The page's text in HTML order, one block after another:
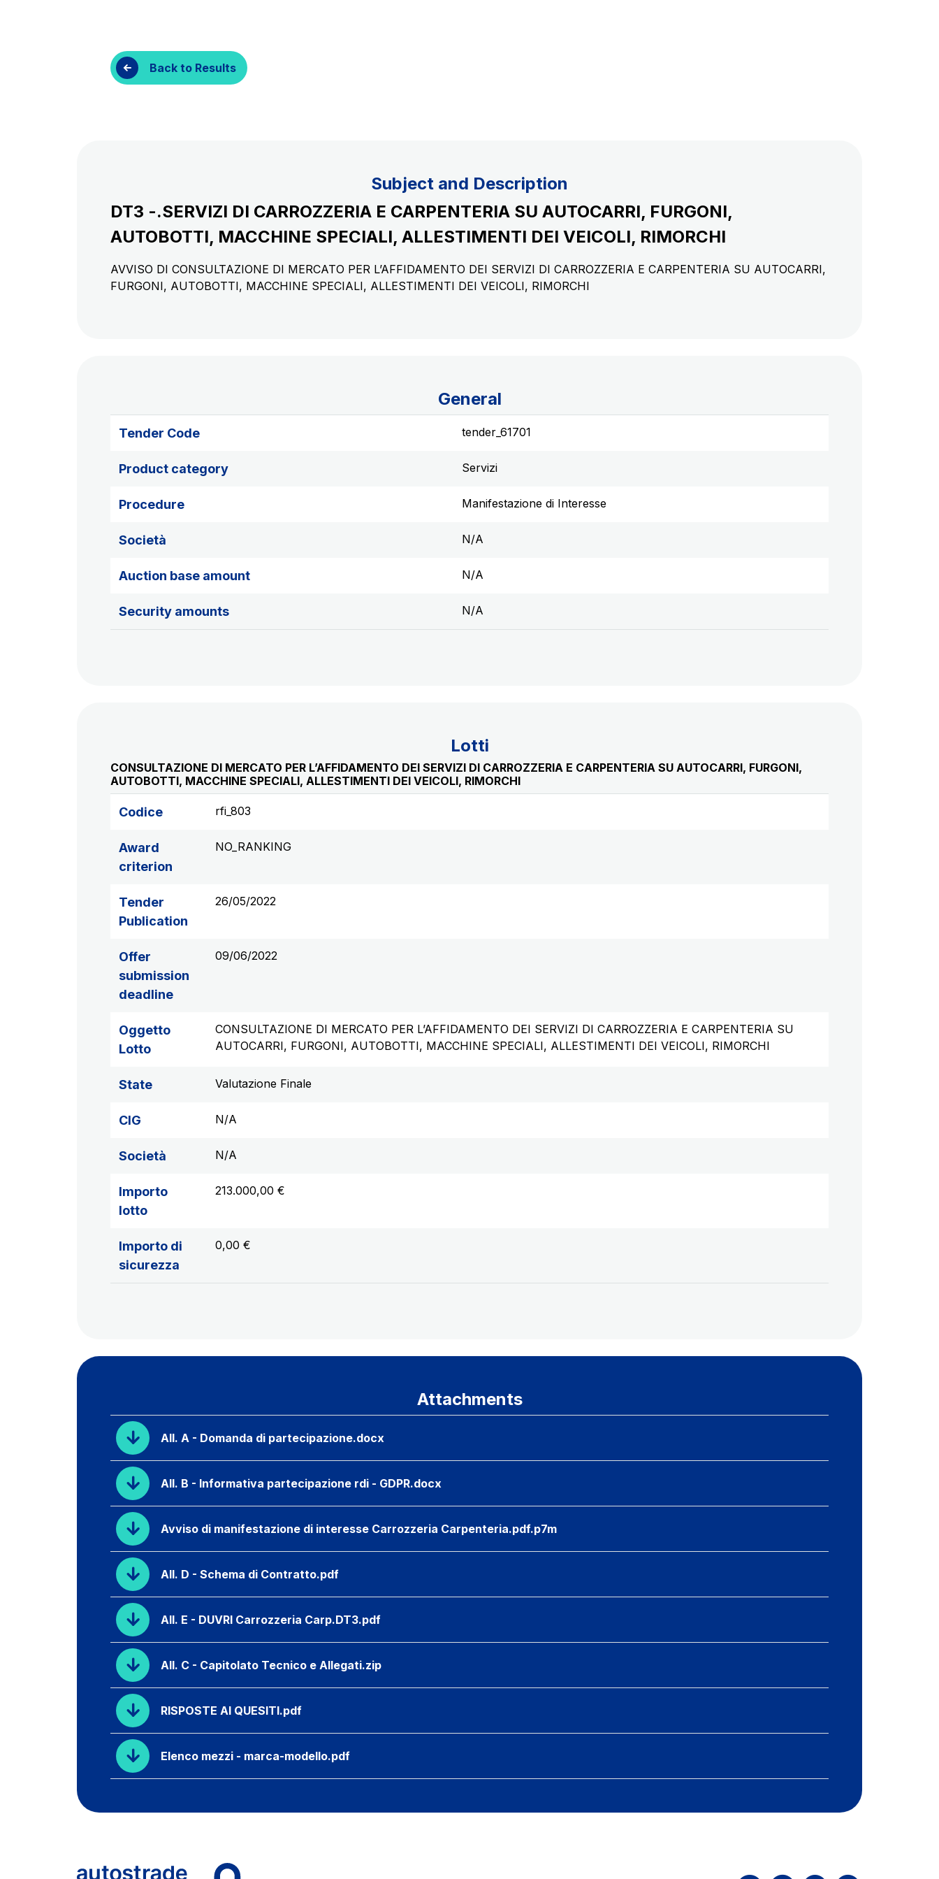
Procurement and suppliers
Back to Results
Subject and Description
DT3 -.SERVIZI DI CARROZZERIA E CARPENTERIA SU AUTOCARRI, FURGONI,
AUTOBOTTI, MACCHINE SPECIALI, ALLESTIMENTI DEI VEICOLI, RIMORCHI
AVVISO DI CONSULTAZIONE DI MERCATO PER L’AFFIDAMENTO DEI SERVIZI DI CARROZZERIA E CARPENTERIA SU AUTOCARRI,
FURGONI, AUTOBOTTI, MACCHINE SPECIALI, ALLESTIMENTI DEI VEICOLI, RIMORCHI
General
Tender Code tender_61701
Product category Servizi
Procedure Manifestazione di Interesse
Società N/A
Auction base amount N/A
Security amounts N/A
Lotti
CONSULTAZIONE DI MERCATO PER L’AFFIDAMENTO DEI SERVIZI DI CARROZZERIA E CARPENTERIA SU AUTOCARRI, FURGONI,
AUTOBOTTI, MACCHINE SPECIALI, ALLESTIMENTI DEI VEICOLI, RIMORCHI
Codice rfi_803
Award
criterion
NO_RANKING
Tender
Publication
26/05/2022
Offer
submission
deadline
09/06/2022
Oggetto
Lotto
CONSULTAZIONE DI MERCATO PER L’AFFIDAMENTO DEI SERVIZI DI CARROZZERIA E CARPENTERIA SU
AUTOCARRI, FURGONI, AUTOBOTTI, MACCHINE SPECIALI, ALLESTIMENTI DEI VEICOLI, RIMORCHI
State Valutazione Finale
CIG N/A
Società N/A
Importo
lotto
213.000,00 €
Importo di
sicurezza
0,00 €
Attachments
All. A - Domanda di partecipazione.docx
All. B - Informativa partecipazione rdi - GDPR.docx
Avviso di manifestazione di interesse Carrozzeria Carpenteria.pdf.p7m
All. D - Schema di Contratto.pdf
All. E - DUVRI Carrozzeria Carp.DT3.pdf
All. C - Capitolato Tecnico e Allegati.zip
RISPOSTE AI QUESITI.pdf
Elenco mezzi - marca-modello.pdf